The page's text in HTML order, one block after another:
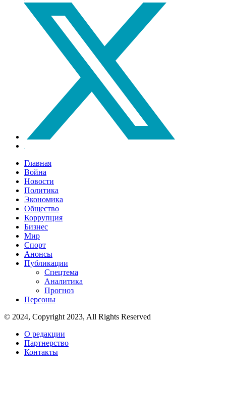
Главная
Война
Новости
Политика
Экономика
Общество
Коррупция
Бизнес
Мир
Спорт
Анонсы
Публикации
Спецтема
Аналитика
Прогноз
Персоны
© 2024, Copyright 2023, All Rights Reserved
О редакции
Партнерство
Контакты